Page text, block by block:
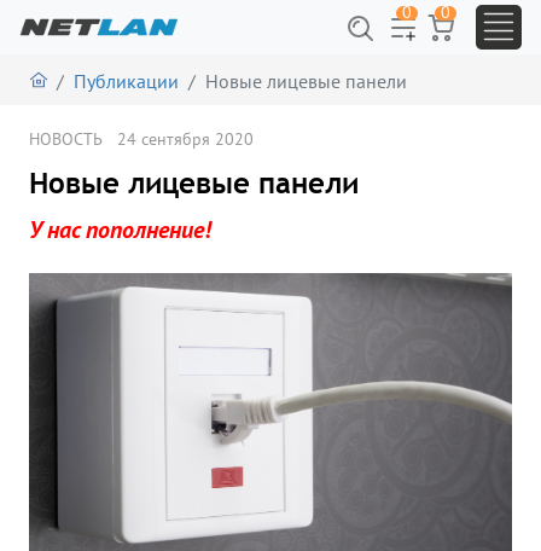
0 0
Публикации Новые лицевые панели
НОВОСТЬ 24 сентября 2020
Новые лицевые панели
У нас пополнение!